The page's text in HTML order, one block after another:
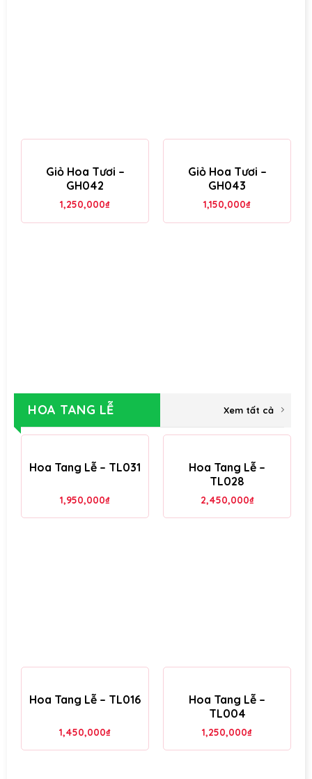
Giỏ Hoa Tươi –
GH042
1,250,000₫
Giỏ Hoa Tươi –
GH043
1,150,000₫
HOA TANG LỄ Xem tất cả
Hoa Tang Lễ – TL031
1,950,000₫
Hoa Tang Lễ –
TL028
2,450,000₫
Hoa Tang Lễ – TL016
1,450,000₫
Hoa Tang Lễ –
TL004
1,250,000₫